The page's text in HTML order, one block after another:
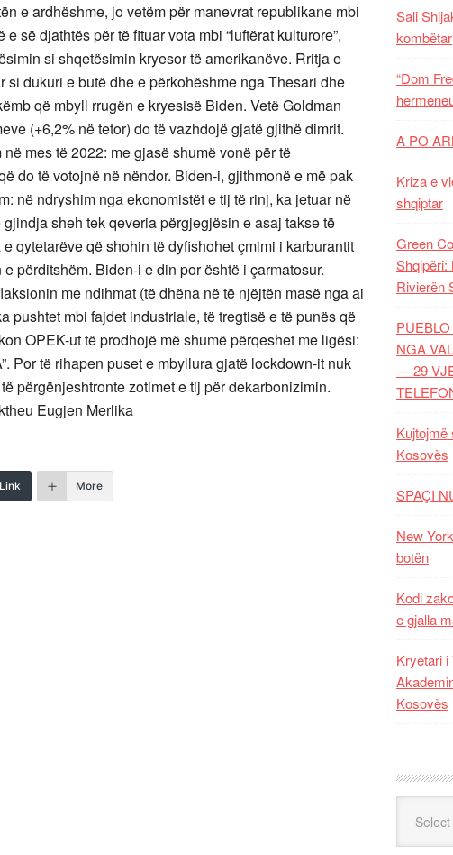
e ardhëshme, jo vetëm për manevrat republikane mbi
së djathtës për të fituar vota mbi “luftërat kulturore”,
si shqetësimin kryesor të amerikanëve. Rritja e
dukuri e butë dhe e përkohëshme nga Thesari dhe
që mbyll rrugën e kryesisë Biden. Vetë Goldman
(+6,2% në tetor) do të vazhdojë gjatë gjithë dimrit.
mes të 2022: me gjasë shumë vonë për të
do të votojnë në nëndor. Biden-i, gjithmonë e më pak
në ndryshim nga ekonomistët e tij të rinj, ka jetuar në
sheh tek qeveria përgjegjësin e asaj takse të
qytetarëve që shohin të dyfishohet çmimi i karburantit
përditshëm. Biden-i e din por është i çarmatosur.
me ndihmat (të dhëna në të njëjtën masë nga ai
pushtet mbi fajdet industriale, të tregtisë e të punës që
OPEK-ut të prodhojë më shumë përqeshet me ligësi:
Por të rihapen puset e mbyllura gjatë lockdown-it nuk
përgënjeshtronte zotimet e tij për dekarbonizimin.
Eugjen Merlika
More
Sali
kombëtar
“Dom
A PO
Kriza e
shqiptar
Green
Shqipëri:
Rivierën
NGA
— 29
Kujtojmë
Kosovës
SPAÇI
New
botën
Kodi
e gjalla
Kryetari
Kosovës